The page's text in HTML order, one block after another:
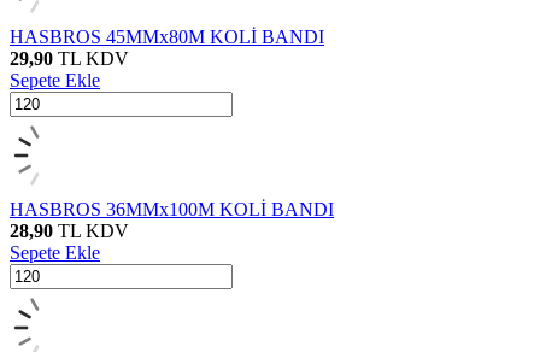
HASBROS 45MMx80M KOLİ BANDI
29,90 TL KDV
Sepete Ekle
HASBROS 36MMx100M KOLİ BANDI
28,90 TL KDV
Sepete Ekle